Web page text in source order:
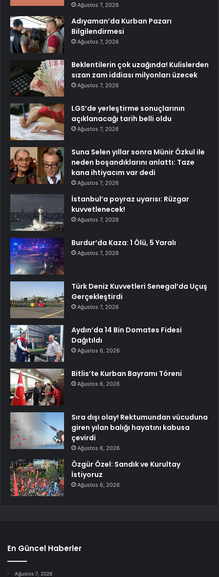
Ağustos 7, 2026
Adıyaman’da Kurban Pazarı
Bilgilendirmesi
Ağustos 7, 2026
Beklentilerin çok uzağında! Kulislerden
sızan zam iddiası milyonları üzecek
Ağustos 7, 2026
LGS’de yerleştirme sonuçlarının
açıklanacağı tarih belli oldu
Ağustos 7, 2026
Suna Selen yıllar sonra Münir Özkul ile
neden boşandıklarını anlattı: Taze
kana ihtiyacım var dedi
Ağustos 7, 2026
İstanbul’a poyraz uyarısı: Rüzgar
kuvvetlenecek!
Ağustos 7, 2026
Burdur’da Kaza: 1 Ölü, 5 Yaralı
Ağustos 7, 2026
Türk Deniz Kuvvetleri Senegal’da Uçuş
Gerçekleştirdi
Ağustos 7, 2026
Aydın’da 14 Bin Domates Fidesi
Dağıtıldı
Ağustos 6, 2026
Bitlis’te Kurban Bayramı Töreni
Ağustos 6, 2026
Sıra dışı olay! Rektumundan vücuduna
giren yılan balığı hayatını kabusa
çevirdi
Ağustos 6, 2026
Özgür Özel: Sandık ve Kurultay
İstiyoruz
Ağustos 6, 2026
En Güncel Haberler
Ağustos 7, 2026